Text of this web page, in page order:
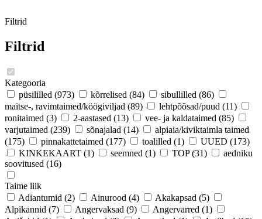
Filtrid
Filtrid
Kategooria
püsililled (973) kõrrelised (84) sibullilled (86)
maitse-, ravimtaimed/köögiviljad (89) lehtpõõsad/puud (11)
ronitaimed (3) 2-aastased (13) vee- ja kaldataimed (85)
varjutaimed (239) sõnajalad (14)
alpiaia/kiviktaimla taimed
(175)
pinnakattetaimed (177) toalilled (1) UUED (173)
KINKEKAART (1) seemned (1) TOP (31)
aedniku
soovitused (16)
Taime liik
Adiantumid (2) Ainurood (4) Akakapsad (5)
Alpikannid (7) Angervaksad (9) Angervarred (1)